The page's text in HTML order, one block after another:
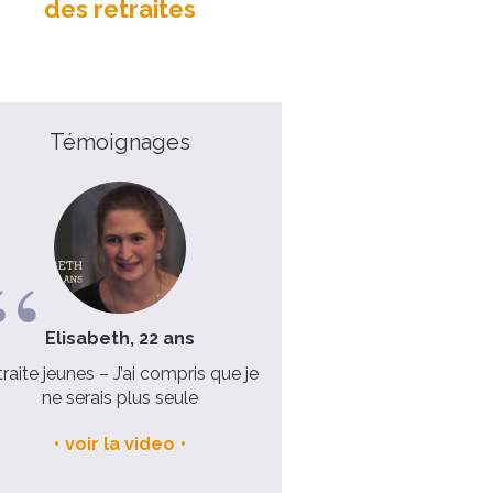
des retraites
Témoignages
Elisabeth, 22 ans
jeunes – J’ai compris que je
ne serais plus seule
voir la video